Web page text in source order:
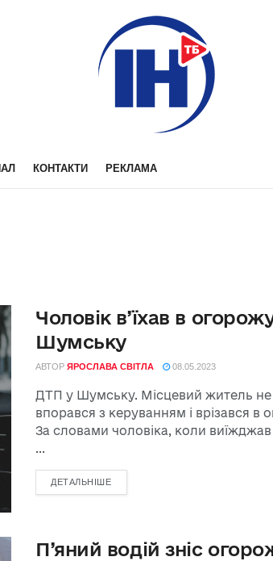
КОНТАКТИ РЕКЛАМА
Чоловік в’їхав в
Шумську
АВТОР ЯРОСЛАВА СВІТЛА 08.05.2023
ДТП у Шумську. Місцевий житель не
впорався з керуванням і врізався в
За словами чоловіка, коли виїжджав
...
ДЕТАЛЬНІШЕ
П’яний водій зніс